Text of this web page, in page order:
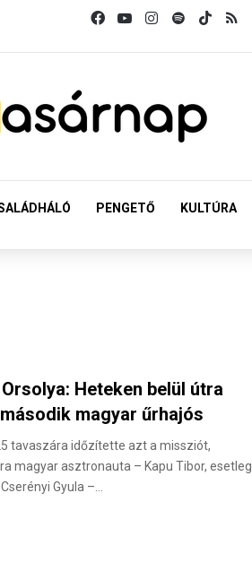
FacebookYouTubeInstagram
SpotifyTikTok
PENGETŐ KULTÚRA
Heteken belül útra
magyar űrhajós
tavaszára időzítette azt a missziót,
magyar asztronauta – Kapu Tibor, esetleg
Gyula –…